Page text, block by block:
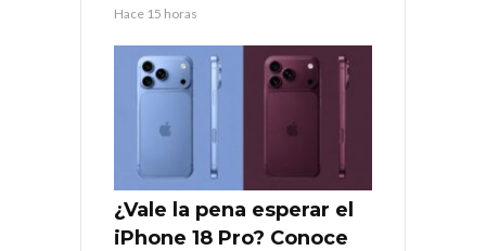
Hace 15 horas
¿Vale la pena esperar el
iPhone 18 Pro? Conoce